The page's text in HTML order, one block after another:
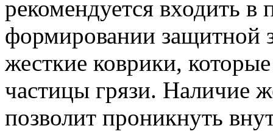
рекомендуется входить
формировании защитной
жесткие коврики,
частицы грязи. Наличие
позволит проникнуть